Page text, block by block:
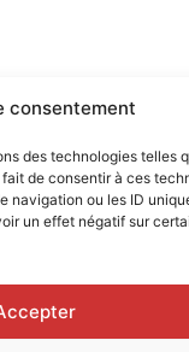
consentement
des technologies telles
de consentir à ces
navigation ou les ID
un effet négatif sur